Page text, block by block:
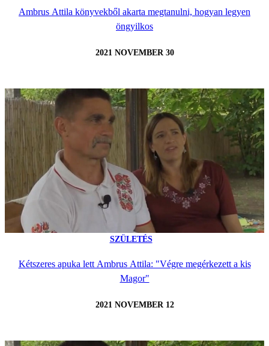
Ambrus Attila könyvekből akarta megtanulni, hogyan legyen
öngyilkos
2021 NOVEMBER 30
SZÜLETÉS
Kétszeres apuka lett Ambrus Attila: "Végre megérkezett a kis
Magor"
2021 NOVEMBER 12